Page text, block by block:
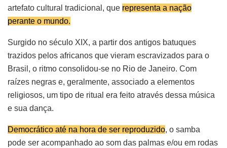
artefato cultural tradicional, que representa a nação
perante o mundo.
Surgido no século XIX, a partir dos antigos batuques
trazidos pelos africanos que vieram escravizados para o
Brasil, o ritmo consolidou-se no Rio de Janeiro. Com
raízes negras e, geralmente, associado a elementos
religiosos, um tipo de ritual era feito através dessa música
e sua dança.
Democrático até na hora de ser reproduzido, o samba
pode ser acompanhado ao som das palmas e/ou em rodas